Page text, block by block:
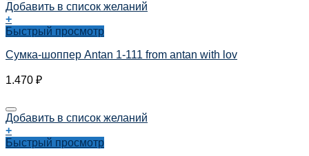
Добавить в список желаний
+
Быстрый просмотр
Сумка-шоппер Antan 1-111 from antan with lov
1.470 ₽
Добавить в список желаний
+
Быстрый просмотр